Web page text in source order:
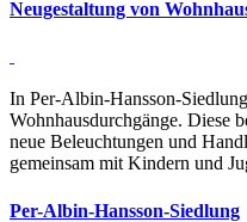
Neu­ge­stal­tung von
In Per-Albin-Hansson-
Wohnhausdurchgänge. Diese
neue Beleuchtungen und
gemeinsam mit Kindern und
Per-Albin-Hansson-Sied­lung